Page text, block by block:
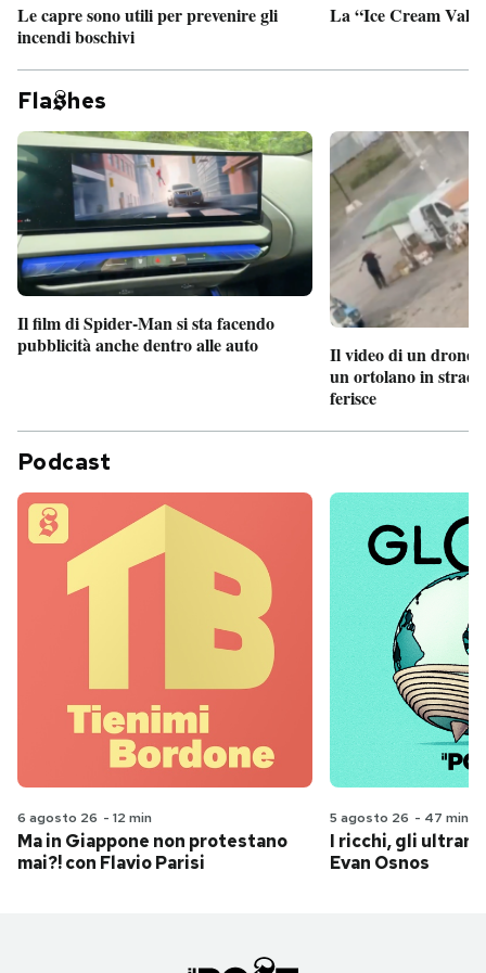
Le capre sono utili per prevenire gli
incendi boschivi
La “Ice Cream
Fla hes
Il film di Spider-Man si sta facendo
pubblicità anche dentro alle auto
Il video di un drone
un ortolano in
ferisce
Podcast
6 agosto 26 - 12 min
Ma in Giappone non protestano
mai?! con Flavio Parisi
5 agosto 26 - 47 min
I ricchi, gli
Evan Osnos